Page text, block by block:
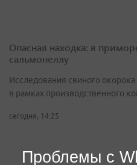
Опасная находка: в
сальмонеллу
Исследования свиного
в рамках производственного
сегодня, 14:25
Проблемы с